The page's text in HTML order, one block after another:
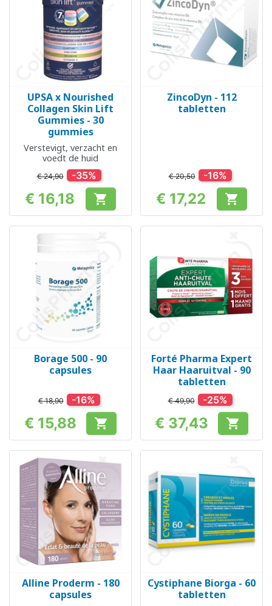
UPSA x Nourished
Collagen Skin Lift
Gummies - 30
gummies
Verstevigt, verzacht en
voedt de huid
€ 24,90 -35%
Prijs
€ 16,18 
ZincoDyn - 112
tabletten
€ 20,50 -16%
Prijs
€ 17,22 
Borage 500 - 90
capsules
€ 18,90 -16%
Prijs
€ 15,88 
Forté Pharma Expert
Haar Haaruitval - 90
tabletten
€ 49,90 -25%
Prijs
€ 37,43 
Alline Proderm - 180
capsules
Cystiphane Biorga - 60
tabletten